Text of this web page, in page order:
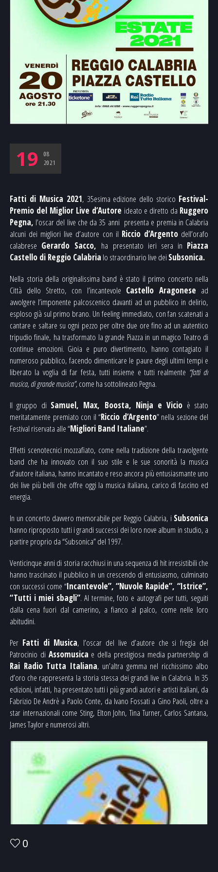
19
08
2021
Fatti di Musica 2021, 35esima edizione dello storico Festival-
Premio del Miglior Live d’Autore ideato e diretto da Ruggero
Pegna, l’oscar del live che da 35 anni presenta e premia in Calabria
alcuni dei migliori live d’autore con il Riccio d’Argentodell’orafo
calabrese Gerardo Sacco, ha presentato ieri sera in Piazza
Castello di Reggio Calabria lo straordinario live dei Subsonica.
Nella storia della originalissima band è stato il primo concerto nella
Città dello Stretto, con l’incantevole Castello Aragonese ad
avvolgere l’imponente palcoscenico davanti ad un pubblico in delirio,
esploso già sul primo brano. Un feeling immediato, con fan scatenati a
cantare e saltare su ogni pezzo per oltre due ore fino ad un autentico
tripudio finale, ha trasformato la grande Piazza in un magico Teatro di
continue emozioni. Gioia e puro divertimento, hanno contagiato il
numeroso pubblico, facendo dimenticare le paure degli ultimi tempi e
liberato la voglia di far festa, tutti insieme e tutti realmente “fatti di
musica, di grande musica”,come ha sottolineato Pegna.
Il gruppo di Samuel, Max, Boosta, Ninja e Vicio è stato
meritatamente premiato con il “Riccio d’Argento” nella sezione del
Festival riservata alle “Migliori Band Italiane”.
Effetti scenotecnici mozzafiato, come nella tradizione della travolgente
band che ha innovato con il suo stile e le sue sonorità la musica
d’autore italiana, hanno incantato e reso ancora più entusiasmante uno
dei live più belli che offre oggi la musica italiana, carico di fascino ed
energia.
In un concerto davvero memorabile per Reggio Calabria, i Subsonica
hanno riproposto tutti i grandi successi dei loro nove album in studio, a
partire proprio da “Subsonica” del 1997.
Venticinque anni di storia racchiusi in una sequenza di hit irresistibili che
hanno trascinato il pubblico in un crescendo di entusiasmo, culminato
con successi come “Incantevole”, “Nuvole Rapide”, “Istrice”,
“Tutti i miei sbagli”. Al termine, foto e autografi per tutti, seguiti
dalla cena fuori dal camerino, a fianco al palco, come nelle loro
abitudini.
Per Fatti di Musica, l’oscar del live d’autore che si fregia del
Patrocinio di Assomusica e della prestigiosa media partnership di
Rai Radio Tutta Italiana, un’altra gemma nel ricchissimo albo
d’oro che rappresenta la storia stessa dei grandi live in Calabria. In 35
edizioni, infatti, ha presentato tutti i più grandi autori e artisti italiani, da
Fabrizio De Andrè a Paolo Conte, da Ivano Fossati a Gino Paoli, oltre a
star internazionali come Sting, Elton John, Tina Turner, Carlos Santana,
James Taylor e numerosi altri.
0